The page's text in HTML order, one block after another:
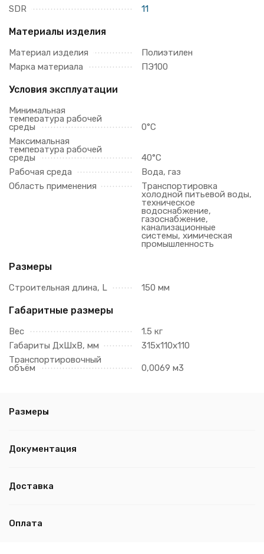
SDR
11
Материалы изделия
Материал изделия
Полиэтилен
Марка материала
ПЭ100
Условия эксплуатации
Минимальная
температура рабочей
среды
0°С
Максимальная
температура рабочей
среды
40°С
Рабочая среда
Вода, газ
Область применения
Транспортировка
холодной питьевой воды,
техническое
водоснабжение,
газоснабжение,
канализационные
системы, химическая
промышленность
Размеры
Строительная длина, L 150 мм
Габаритные размеры
Вес
1.5 кг
Габариты ДхШхВ, мм
315х110х110
Транспортировочный
объём 0,0069 м3
Размеры
Документация
Доставка
Оплата